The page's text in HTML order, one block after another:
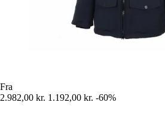
Fra
2.982,00 kr. 1.192,00 kr. -60%